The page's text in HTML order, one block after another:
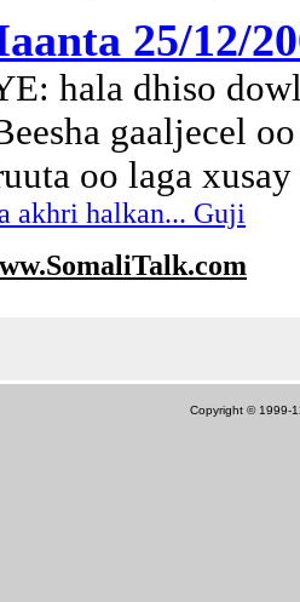
25/12/
hala dhiso
gaaljecel
oo laga
akhri halkan... Guji
Copyright © 1999-